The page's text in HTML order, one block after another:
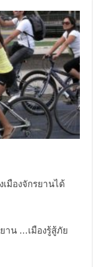
มืองจักรยานได้
าน …เมืองรู้สู้ภัย